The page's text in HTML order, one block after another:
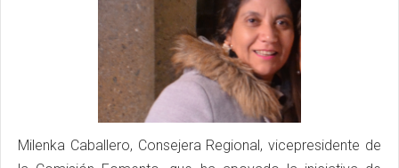
Milenka Caballero, Consejera Regional, vicepresidente de